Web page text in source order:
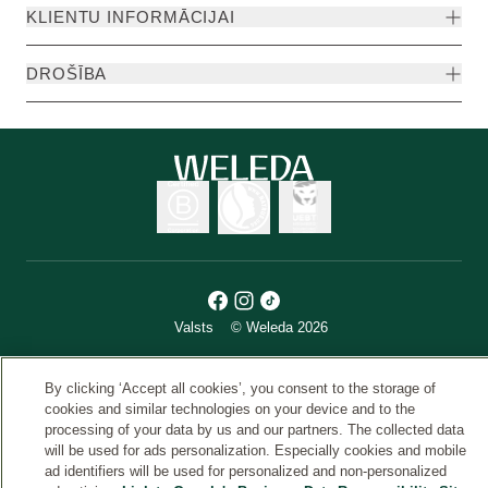
KLIENTU INFORMĀCIJAI
DROŠĪBA
Valsts © Weleda 2026
Weleda
By clicking ‘Accept all cookies’, you consent to the storage of
cookies and similar technologies on your device and to the
processing of your data by us and our partners. The collected data
will be used for ads personalization. Especially cookies and mobile
ad identifiers will be used for personalized and non-personalized